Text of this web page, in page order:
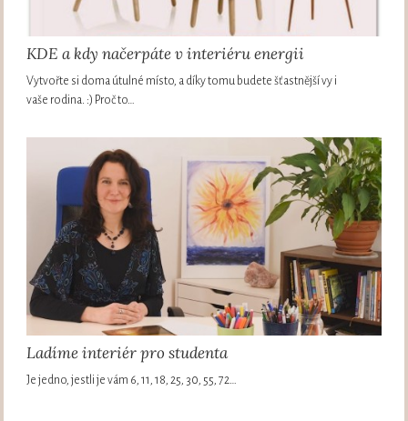
KDE a kdy načerpáte v interiéru energii
Vytvořte si doma útulné místo, a díky tomu budete šťastnější vy i
vaše rodina. :) Proč to…
Ladíme interiér pro studenta
Je jedno, jestli je vám 6, 11, 18, 25, 30, 55, 72…